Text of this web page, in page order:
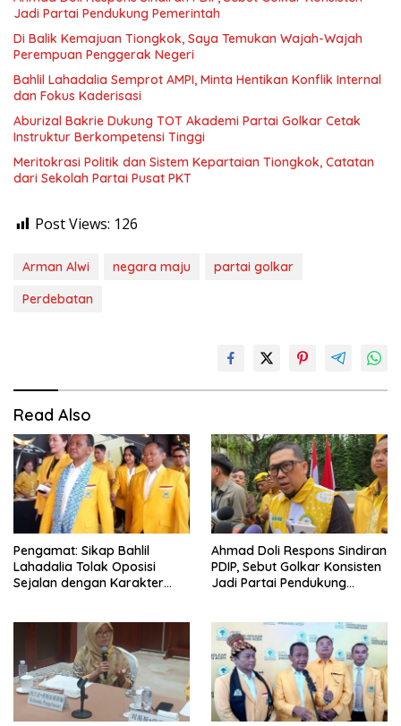
Jadi Partai Pendukung Pemerintah
Di Balik Kemajuan Tiongkok, Saya Temukan Wajah-Wajah
Perempuan Penggerak Negeri
Bahlil Lahadalia Semprot AMPI, Minta Hentikan Konflik Internal
dan Fokus Kaderisasi
Aburizal Bakrie Dukung TOT Akademi Partai Golkar Cetak
Instruktur Berkompetensi Tinggi
Meritokrasi Politik dan Sistem Kepartaian Tiongkok, Catatan
dari Sekolah Partai Pusat PKT
Post Views: 126
Arman Alwi negara maju
partai golkar
Perdebatan
Read Also
Pengamat: Sikap Bahlil
Lahadalia Tolak Oposisi
Sejalan dengan Karakter
Ahmad Doli Respons Sindiran
PDIP, Sebut Golkar Konsisten
Jadi Partai Pendukung